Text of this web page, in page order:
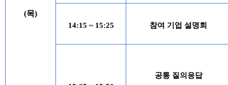
(목)
14:15 ~ 15:25 참여 기업 설명회
공통 질의응답